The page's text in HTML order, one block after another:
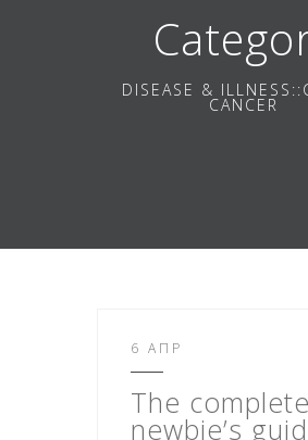
DISEASE &
CANCER
6 ΑΠΡ
The complete
newbie’s